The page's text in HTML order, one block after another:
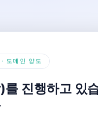
도메인 양도
를 진행하고 있